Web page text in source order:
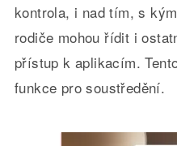
kontrola, i nad tím, s
rodiče mohou řídit i
přístup k aplikacím.
funkce pro soustředění.